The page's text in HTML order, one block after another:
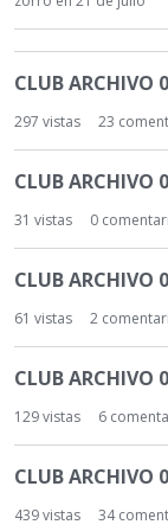
o
r
í
a
i
s
a
d
e
d
i
c
u
s
ó
n
CLUB ARCHIVO
297 vistas 23
CLUB ARCHIVO
31 vistas 0
CLUB ARCHIVO
61 vistas 2
CLUB ARCHIVO
129vistas 6
CLUB ARCHIVO
439vistas 34